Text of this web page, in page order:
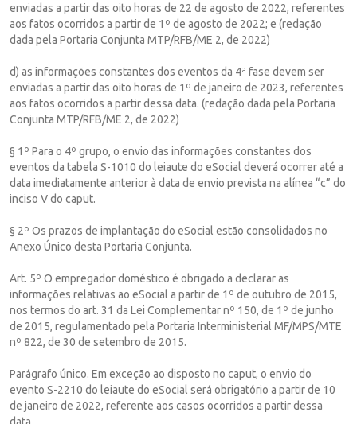
enviadas a partir das oito horas de 22 de agosto de 2022, referentes
aos fatos ocorridos a partir de 1º de agosto de 2022; e (redação
dada pela Portaria Conjunta MTP/RFB/ME 2, de 2022)
d) as informações constantes dos eventos da 4ª fase devem ser
enviadas a partir das oito horas de 1º de janeiro de 2023, referentes
aos fatos ocorridos a partir dessa data. (redação dada pela Portaria
Conjunta MTP/RFB/ME 2, de 2022)
§ 1º Para o 4º grupo, o envio das informações constantes dos
eventos da tabela S-1010 do leiaute do eSocial deverá ocorrer até a
data imediatamente anterior à data de envio prevista na alínea “c” do
inciso V do caput.
§ 2º Os prazos de implantação do eSocial estão consolidados no
Anexo Único desta Portaria Conjunta.
Art. 5º O empregador doméstico é obrigado a declarar as
informações relativas ao eSocial a partir de 1º de outubro de 2015,
nos termos do art. 31 da Lei Complementar nº 150, de 1º de junho
de 2015, regulamentado pela Portaria Interministerial MF/MPS/MTE
nº 822, de 30 de setembro de 2015.
Parágrafo único. Em exceção ao disposto no caput, o envio do
evento S-2210 do leiaute do eSocial será obrigatório a partir de 10
de janeiro de 2022, referente aos casos ocorridos a partir dessa
data.